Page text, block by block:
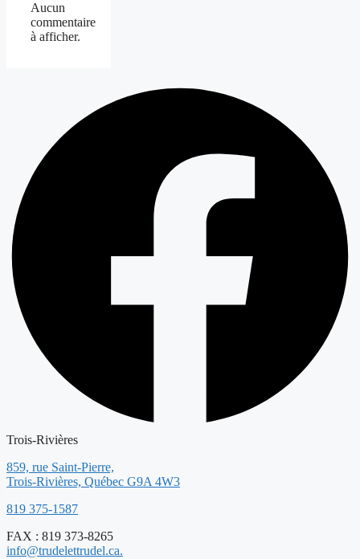
Aucun
commentaire
à afficher.
Trois-Rivières
859, rue Saint-Pierre,
Trois-Rivières, Québec G9A 4W3
819 375-1587
FAX : 819 373-8265
info@trudelettrudel.ca.